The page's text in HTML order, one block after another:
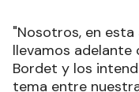
"Nosotros, en
llevamos
Bordet y los
tema entre